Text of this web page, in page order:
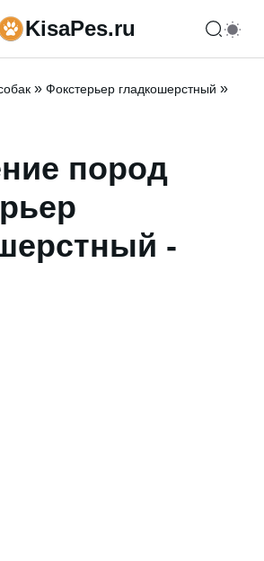
KisaPes.ru
» Фокстерьер гладкошерстный »
пород
-